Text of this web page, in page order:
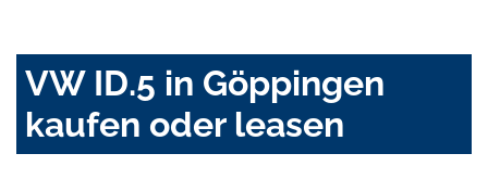
VW ID.5 in Göppingen
kaufen oder leasen